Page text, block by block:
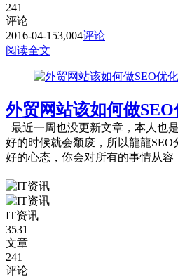
241
评论
2016-04-153,004评论
阅读全文
外贸网站该如何做SEO
最近一周也没更新文章，本人也
好的时候就会颓废，所以龍龍
好的心态，你会对所有的事情从
IT资讯
3531
文章
241
评论